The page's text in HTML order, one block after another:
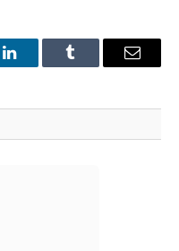
LinkedInTumblr
E-